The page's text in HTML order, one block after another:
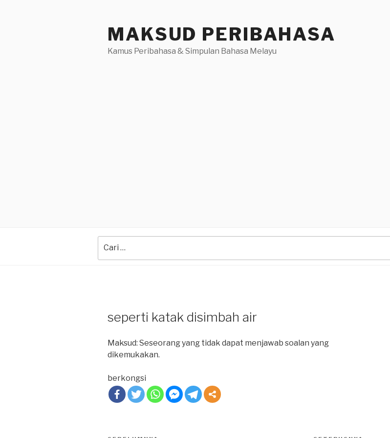
MAKSUD PERIBAHASA
Kamus Peribahasa & Simpulan Bahasa Melayu
for:
seperti katak disimbah air
Maksud: Seseorang yang tidak dapat menjawab soalan yang
dikemukakan.
berkongsi